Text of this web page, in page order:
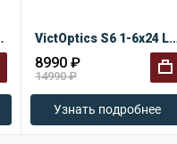
AO VictOptics S6 1-6x24
8990 ₽
14990 ₽
Узнать подробнее